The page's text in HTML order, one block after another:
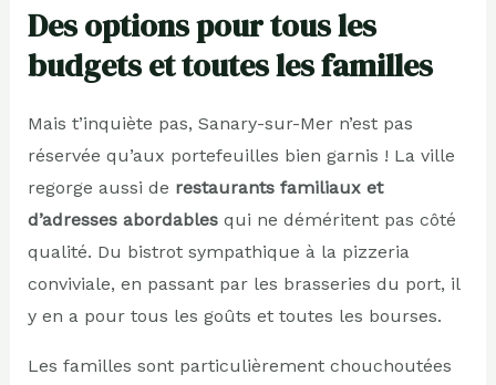
Des options pour tous les
budgets et toutes les familles
Mais t’inquiète pas, Sanary-sur-Mer n’est pas
réservée qu’aux portefeuilles bien garnis ! La ville
regorge aussi de restaurants familiaux et
d’adresses abordablesqui ne déméritent pas côté
qualité. Du bistrot sympathique à la pizzeria
conviviale, en passant par les brasseries du port, il
y en a pour tous les goûts et toutes les bourses.
Les familles sont particulièrement chouchoutées